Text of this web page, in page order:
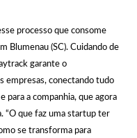
processo que consome
Blumenau (SC). Cuidando de
garante o
empresas, conectando tudo
para a companhia, que agora
“O que faz uma startup ter
se transforma para